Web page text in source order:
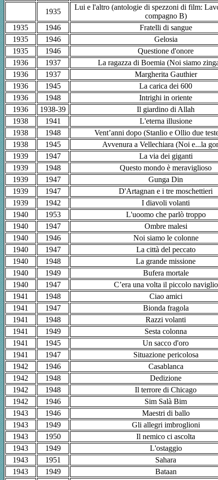
1935
Lui e l'altro (antologie di spezzoni di film:
compagno B)
1935
1946
Fratelli di sangue
1935
1946
Gelosia
1935
1946
Questione d'onore
1936
1937
La ragazza di Boemia (Noi siamo
1936
1937
Margherita Gauthier
1936
1945
La carica dei 600
1936
1948
Intrighi in oriente
1936
1938-39
Il giardino di Allah
1938
1941
L'eterna illusione
1938
1948
Vent’anni dopo (Stanlio e Ollio due
1938
1945
Avvenura a Vellechiara (Noi e...la
1939
1947
La via dei giganti
1939
1948
Questo mondo è meraviglioso
1939
1947
Gunga Din
1939
1947
D'Artagnan e i tre moschettieri
1939
1942
I diavoli volanti
1940
1953
L'uoomo che parlò troppo
1940
1947
Ombre malesi
1940
1946
Noi siamo le colonne
1940
1947
La città del peccato
1940
1948
La grande missione
1940
1949
Bufera mortale
1940
1947
C’era una volta il piccolo naviglio
1941
1948
Ciao amici
1941
1947
Bionda fragola
1941
1948
Razzi volanti
1941
1949
Sesta colonna
1941
1945
Un sacco d'oro
1941
1947
Situazione pericolosa
1942
1946
Casablanca
1942
1948
Dedizione
1942
1948
Il terrore di Chicago
1942
1946
Sim Salà Bim
1943
1946
Maestri di ballo
1943
1949
Gli allegri imbroglioni
1943
1950
Il nemico ci ascolta
1943
1949
L'ostaggio
1943
1951
Sahara
1943
1949
Bataan